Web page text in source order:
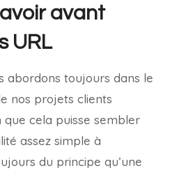
avant
URL
abordons toujours dans le
nos projets clients
que cela puisse sembler
assez simple à
du principe qu’une